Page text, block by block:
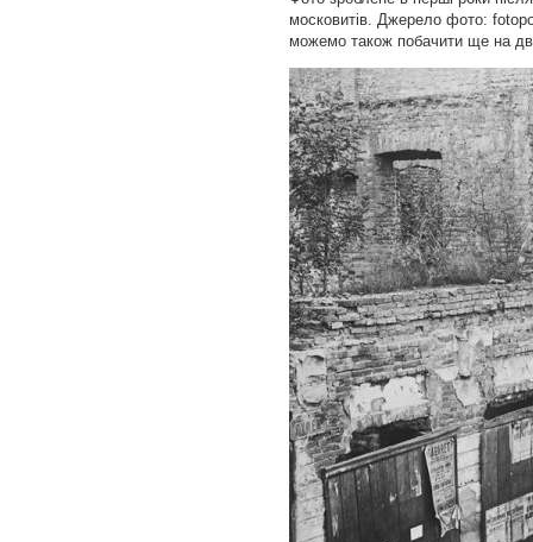
московитів. Джерело фото:
можемо також побачити ще на